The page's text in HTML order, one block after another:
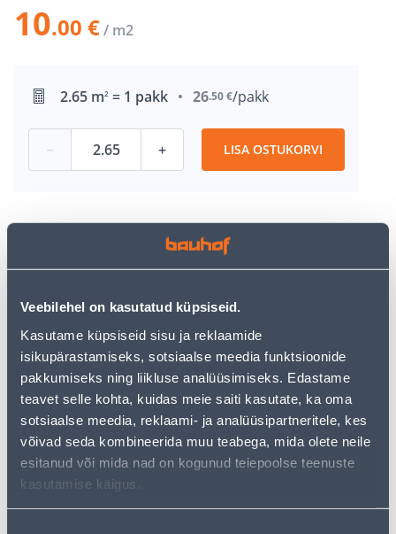
Veebilehel on kasutatud küpsiseid.
Kasutame küpsiseid sisu ja reklaamide
isikupärastamiseks, sotsiaalse meedia funktsioonide
pakkumiseks ning liikluse analüüsimiseks. Edastame
teavet selle kohta, kuidas meie saiti kasutate, ka oma
sotsiaalse meedia, reklaami- ja analüüsipartneritele, kes
võivad seda kombineerida muu teabega, mida olete neile
esitanud või mida nad on kogunud teiepoolse teenuste
kasutamise käigus.
10.00 €/ m2
2.65 m2 = 1 pakk 26.50 €/pakk
− + LISA OSTUKORVI
Vaata saadavust
• Seinapaneel on mõõtmetega 265 x 25 x 0,8 cm.
• Valmistatud PVC-st ja on mati pinnaviimistlusega.
• Niiskuskindel.
• 14-päevane tagastusõigus.
Poest kätte, alates 09.08.2026
Eeldatav kojuvedu al. 16,90 € al. 2-5 tööpäeva